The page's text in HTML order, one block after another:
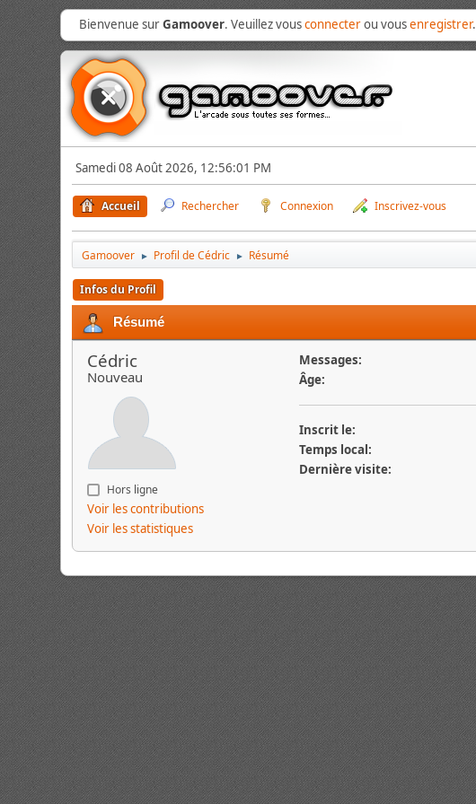
Bienvenue surGamoover. Veuillez vousconnecterou vousenregistrer.
Samedi 08 Août 2026, 12:56:01 PM
Accueil Rechercher Connexion Inscrivez-vous
Gamoover ► Profil de Cédric ► Résumé
Infos du Profil
Résumé
Cédric
Nouveau
Hors ligne
Voir les contributions
Voir les statistiques
Messages:
Âge:
Inscrit le:
Temps local:
Dernière visite: